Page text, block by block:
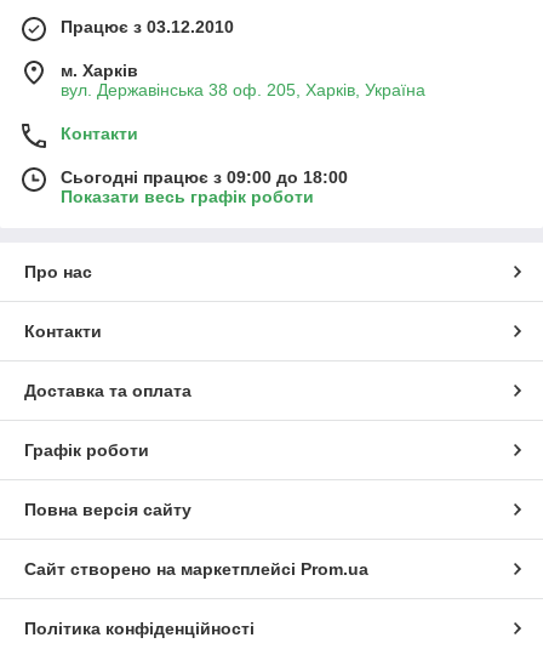
Працює з 03.12.2010
м. Харків
вул. Державінська 38 оф. 205, Харків, Україна
Контакти
Сьогодні працює з 09:00 до 18:00
Показати весь графік роботи
Про нас
Контакти
Доставка та оплата
Графік роботи
Повна версія сайту
Сайт створено на маркетплейсі Prom.ua
Політика конфіденційності